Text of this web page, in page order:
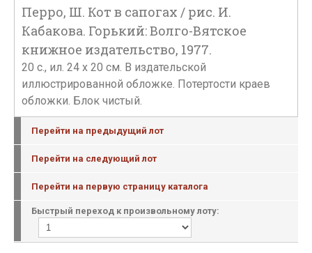
Перро, Ш. Кот в сапогах / рис. И.
Кабакова. Горький: Волго-Вятское
книжное издательство, 1977.
20 с., ил. 24 х 20 см. В издательской
иллюстрированной обложке. Потертости краев
обложки. Блок чистый.
Перейти на предыдущий лот
Перейти на следующий лот
Перейти на первую страницу каталога
Быстрый переход к произвольному лоту: